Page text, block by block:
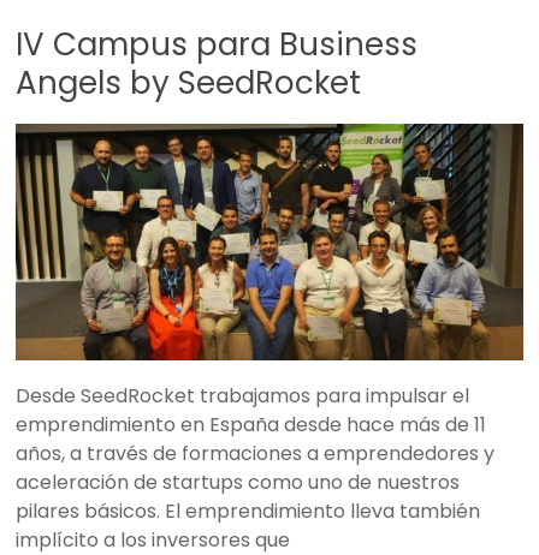
IV Campus para Business
Angels by SeedRocket
Desde SeedRocket trabajamos para impulsar el
emprendimiento en España desde hace más de 11
años, a través de formaciones a emprendedores y
aceleración de startups como uno de nuestros
pilares básicos. El emprendimiento lleva también
implícito a los inversores que